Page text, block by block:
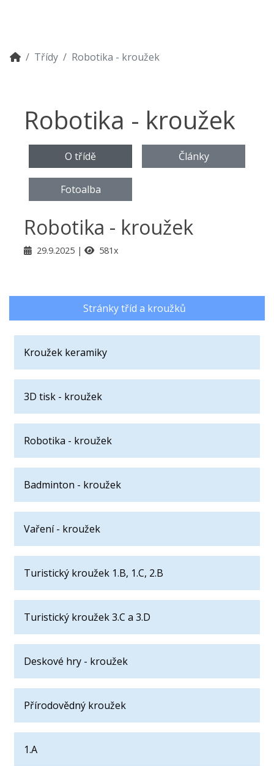
Třídy Robotika - kroužek
Robotika - kroužek
O třídě Články
Fotoalba
Robotika - kroužek
29.9.2025 581x
Stránky tříd a kroužků
Kroužek keramiky
3D tisk - kroužek
Robotika - kroužek
Badminton - kroužek
Vaření - kroužek
Turistický kroužek 1.B, 1.C, 2.B
Turistický kroužek 3.C a 3.D
Deskové hry - kroužek
Přírodovědný kroužek
1.A